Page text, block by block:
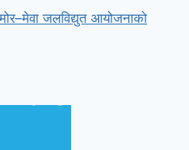
जलविद्युत आयोजनाको